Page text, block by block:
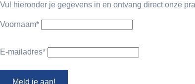
Vul hieronder je gegevens in en ontvang direct onze
Voornaam*
E-mailadres*
Meld je aan!